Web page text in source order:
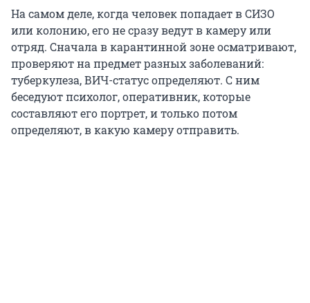
На самом деле, когда человек попадает в СИЗО
или колонию, его не сразу ведут в камеру или
отряд. Сначала в карантинной зоне осматривают,
проверяют на предмет разных заболеваний:
туберкулеза, ВИЧ-статус определяют. С ним
беседуют психолог, оперативник, которые
составляют его портрет, и только потом
определяют, в какую камеру отправить.